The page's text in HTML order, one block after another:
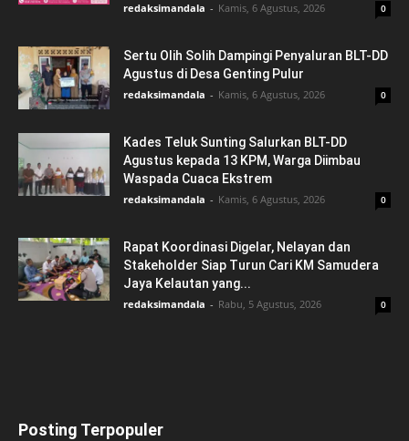
redaksimandala - Kamis, 6 Agustus, 2026 0
Sertu Olih Solih Dampingi Penyaluran BLT-DD
Agustus di Desa Genting Pulur
redaksimandala - Kamis, 6 Agustus, 2026 0
Kades Teluk Sunting Salurkan BLT-DD
Agustus kepada 13 KPM, Warga Diimbau
Waspada Cuaca Ekstrem
redaksimandala - Kamis, 6 Agustus, 2026 0
Rapat Koordinasi Digelar, Nelayan dan
Stakeholder Siap Turun Cari KM Samudera
Jaya Kelautan yang...
redaksimandala - Rabu, 5 Agustus, 2026 0
Posting Terpopuler